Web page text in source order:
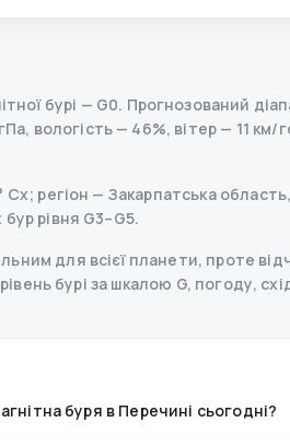
бурі — G0. Прогнозований
вологість — 46%, вітер — 11 км/
регіон — Закарпатська
рівня G3–G5.
для всієї планети, проте
бурі за шкалою G, погоду,
буря в Перечині сьогодні?